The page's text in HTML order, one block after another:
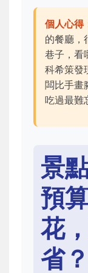
個人心得
的餐廳，
巷子，看
科希策發
闆比手畫
吃過最難
景
預
花
省？